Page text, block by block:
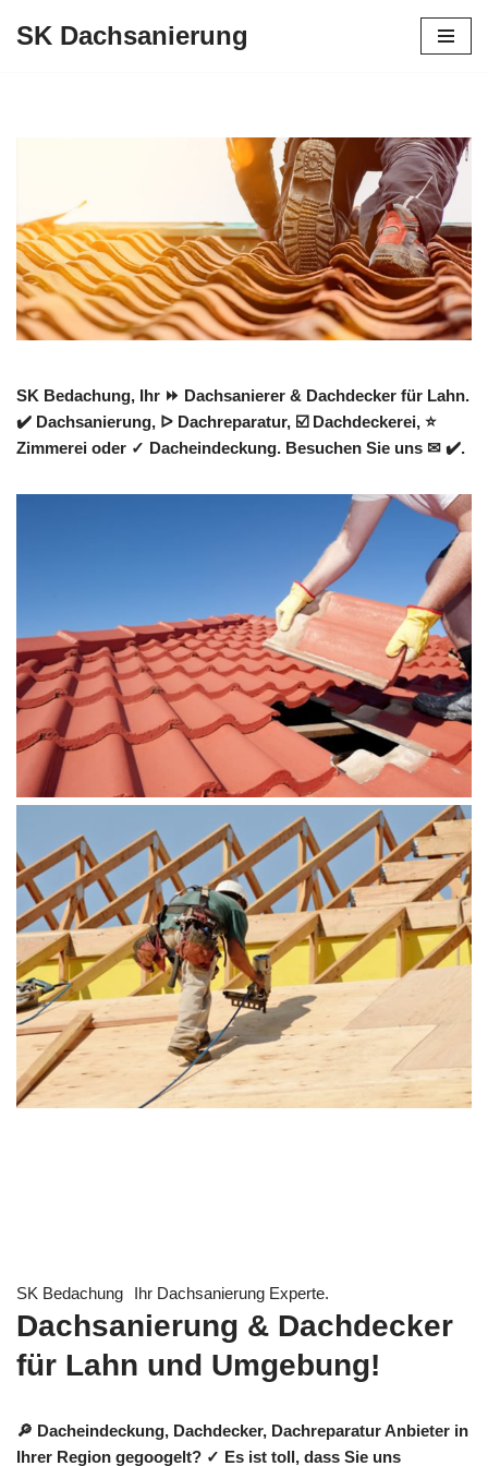
SK Dachsanierung
SK Bedachung, Ihr ⏩ Dachsanierer & Dachdecker für Lahn.
✔️ Dachsanierung, ᐅ Dachreparatur, ☑️ Dachdeckerei, ⭐
Zimmerei oder ✓ Dacheindeckung. Besuchen Sie uns ✉ ✔️.
SK Bedachung Ihr Dachsanierung Experte.
Dachsanierung & Dachdecker
für Lahn und Umgebung!
🔎 Dacheindeckung, Dachdecker, Dachreparatur Anbieter in
Ihrer Region gegoogelt? ✓ Es ist toll, dass Sie uns